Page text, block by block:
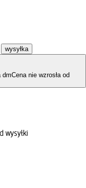
wysyłka
dmCena nie wzrosła od
wysyłki